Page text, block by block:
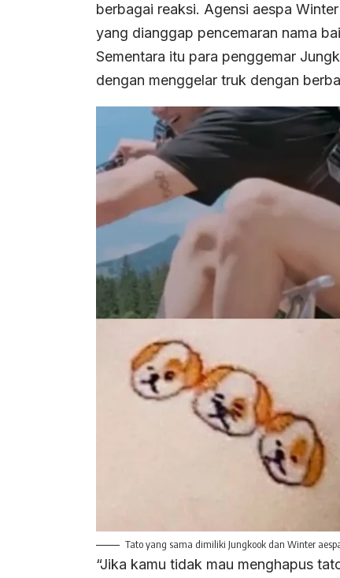
berbagai reaksi. Agensi aespa
yang dianggap pencemaran nama
Sementara itu para penggemar
dengan menggelar truk dengan
Tato yang sama dimiliki Jungkook dan Winter
“Jika kamu tidak mau menghapus